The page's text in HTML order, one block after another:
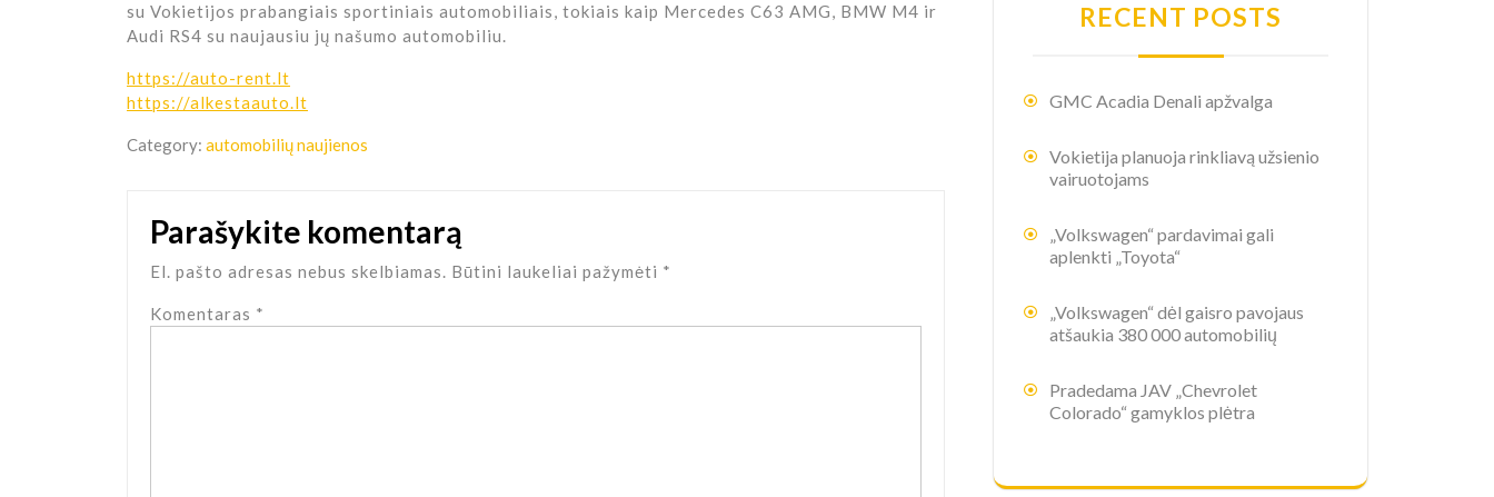
su Vokietijos prabangiais sportiniais automobiliais, tokiais kaip Mercedes C63 AMG, BMW M4 ir
Audi RS4 su naujausiu jų našumo automobiliu.
https://auto-rent.lt
https://alkestaauto.lt
Category: automobilių naujienos
Parašykite komentarą
El. pašto adresas nebus skelbiamas. Būtini laukeliai pažymėti *
Komentaras *
RECENT POSTS
GMC Acadia Denali apžvalga
Vokietija planuoja rinkliavą užsienio
vairuotojams
„Volkswagen“ pardavimai gali
aplenkti „Toyota“
„Volkswagen“ dėl gaisro pavojaus
atšaukia 380 000 automobilių
Pradedama JAV „Chevrolet
Colorado“ gamyklos plėtra